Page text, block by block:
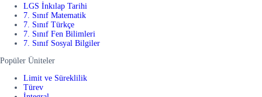
LGS İnkılap Tarihi
7. Sınıf Matematik
7. Sınıf Türkçe
7. Sınıf Fen Bilimleri
7. Sınıf Sosyal Bilgiler
Popüler Üniteler
Limit ve Süreklilik
Türev